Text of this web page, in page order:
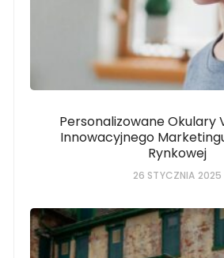
Personalizowane Okulary
Innowacyjnego
Rynkowej
26 STYCZNIA 2025